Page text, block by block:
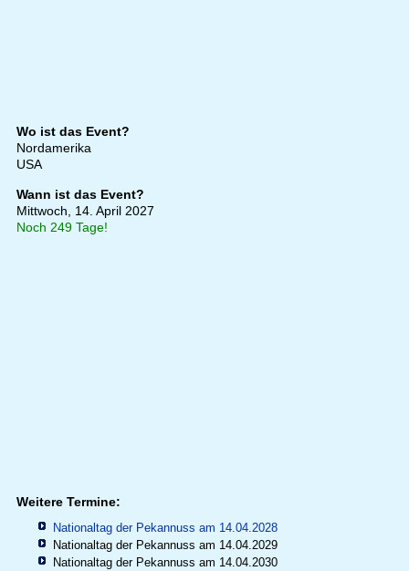
Wo ist das Event?
Nordamerika
USA
Wann ist das Event?
Mittwoch, 14. April 2027
Noch 249 Tage!
Weitere Termine:
Nationaltag der Pekannuss am 14.04.2028
Nationaltag der Pekannuss am 14.04.2029
Nationaltag der Pekannuss am 14.04.2030